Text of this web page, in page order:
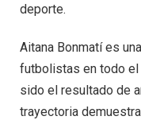
deporte.
Aitana Bonmatí es
futbolistas en todo el
sido el resultado de
trayectoria